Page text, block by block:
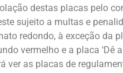
destas placas pelo
sujeito a multas e
redondo, à exceção da
vermelho e a placa ‘Dê
ver as placas de